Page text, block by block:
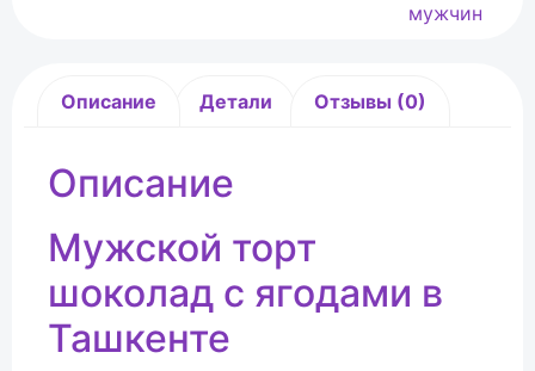
мужчин
Описание Детали Отзывы (0)
Описание
Мужской торт
шоколад с ягодами в
Ташкенте